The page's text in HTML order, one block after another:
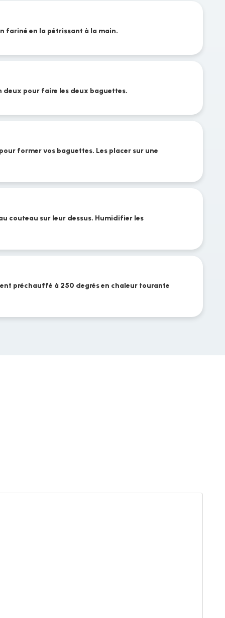
fariné en la pétrissant à la main.
deux pour faire les deux baguettes.
former vos baguettes. Les placer sur une
couteau sur leur dessus. Humidifier les
préchauffé à 250 degrés en chaleur tourante